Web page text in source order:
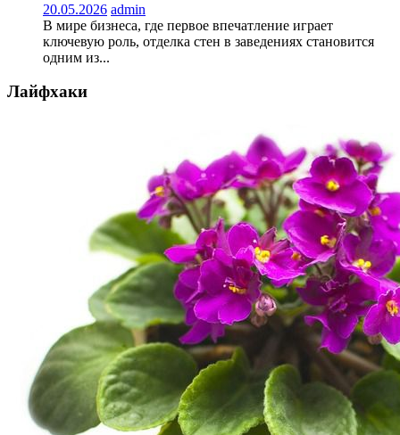
20.05.2026 admin
В мире бизнеса, где первое впечатление играет
ключевую роль, отделка стен в заведениях становится
одним из...
Лайфхаки